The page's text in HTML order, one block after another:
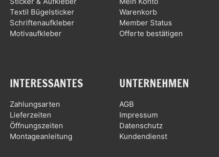
Textil Bügelsticker
Schriftenaufkleber
Motivaufkleber
Warenkorb
Member Status
Offerte bestätigen
INTERESSANTES
Zahlungsarten
Lieferzeiten
Öffnungszeiten
Montageanleitung
UNTERNEHMEN
AGB
Impressum
Datenschutz
Kundendienst